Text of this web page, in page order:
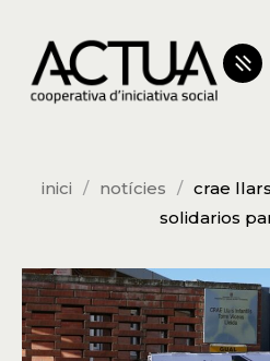
inici notícies
crae
solidarios